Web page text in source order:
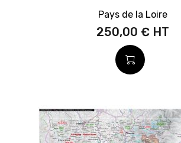
Pays de la Loire
250,00 €